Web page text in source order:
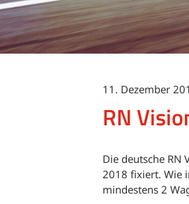
11. Dezember
RN
Die deutsche RN
2018 fixiert. Wie
mindestens 2